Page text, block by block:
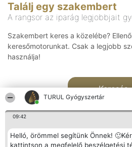
TURUL Gyógyszertár
09:42
Helló, örömmel segítünk Önnek!
kattintson a megfelelő beszélgetési
Találj egy szakembert
A rangsor az iparág legjobbjait
Szakembert keres a közelébe?
keresőmotorunkat. Csak a legjobb
használja!
Keresés